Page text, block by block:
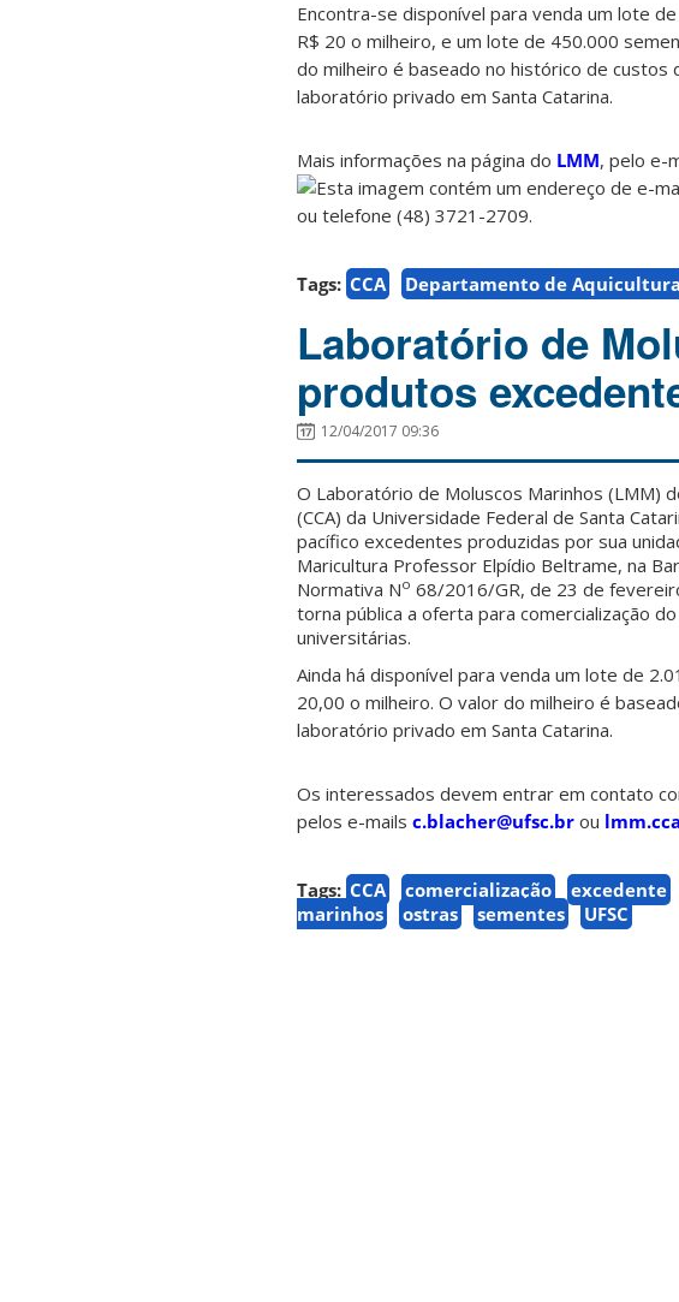
Encontra-se disponível para venda um lote
R$ 20 o milheiro, e um lote de 450.000
do milheiro é baseado no histórico de
laboratório privado em Santa Catarina.
Mais informações na página do LMM, pelo e-
ou telefone (48) 3721-2709.
Tags: CCA Departamento de Aquicultura
Laboratório de
produtos
12/04/2017 09:36
O Laboratório de Moluscos Marinhos (LMM)
(CCA) da Universidade Federal de Santa
pacífico excedentes produzidas por sua
Maricultura Professor Elpídio Beltrame, na
Normativa No 68/2016/GR, de 23 de
torna pública a oferta para comercialização
universitárias.
Ainda há disponível para venda um lote de
20,00 o milheiro. O valor do milheiro é
laboratório privado em Santa Catarina.
Os interessados devem entrar em contato
pelos e-mails c.blacher@ufsc.br ou
Tags: CCA comercialização excedente
marinhos
ostras sementes UFSC